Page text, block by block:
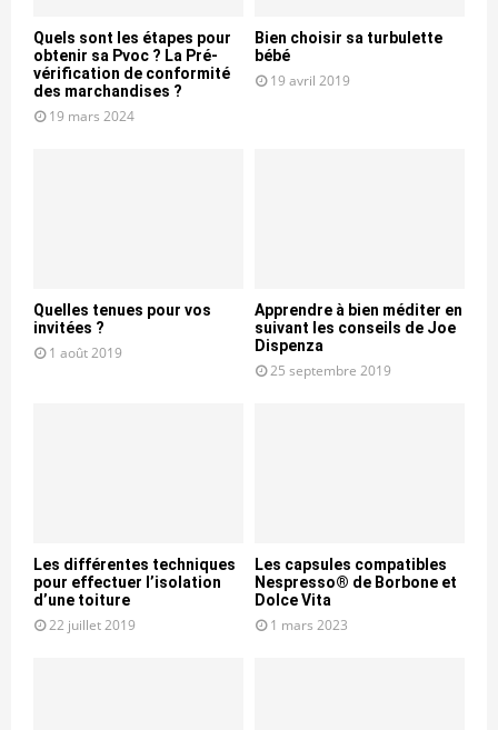
Quels sont les étapes pour
obtenir sa Pvoc ? La Pré-
vérification de conformité
des marchandises ?
19 mars 2024
Bien choisir sa turbulette
bébé
19 avril 2019
Quelles tenues pour vos
invitées ?
1 août 2019
Apprendre à bien méditer en
suivant les conseils de Joe
Dispenza
25 septembre 2019
Les différentes techniques
pour effectuer l’isolation
d’une toiture
22 juillet 2019
Les capsules compatibles
Nespresso® de Borbone et
Dolce Vita
1 mars 2023